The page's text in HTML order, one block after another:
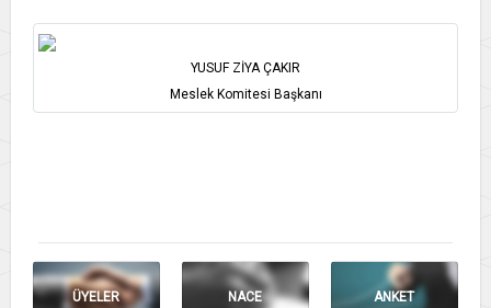
YUSUF ZİYA ÇAKIR
Meslek Komitesi Başkanı
ÜYELER NACE ANKET